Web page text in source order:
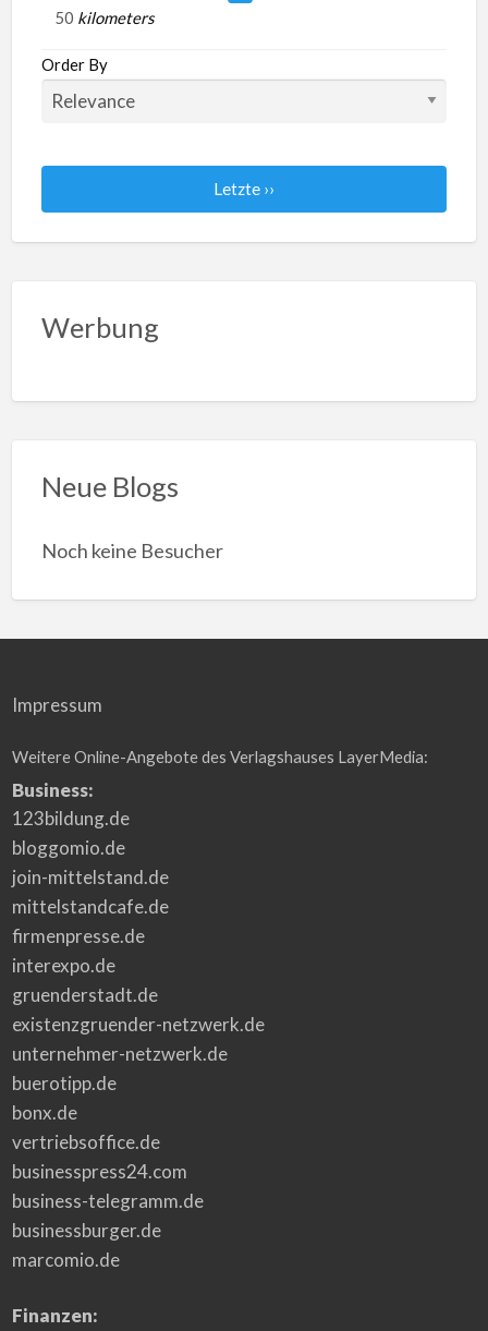
kilometers
Order By
Letzte ››
Werbung
Neue Blogs
Noch keine Besucher
Impressum
Weitere Online-Angebote des Verlagshauses LayerMedia:
Business:
123bildung.de
bloggomio.de
join-mittelstand.de
mittelstandcafe.de
firmenpresse.de
interexpo.de
gruenderstadt.de
existenzgruender-netzwerk.de
unternehmer-netzwerk.de
buerotipp.de
bonx.de
vertriebsoffice.de
businesspress24.com
business-telegramm.de
businessburger.de
marcomio.de
Finanzen: